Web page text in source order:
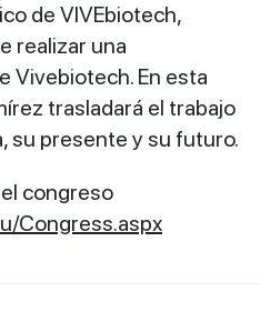
de VIVEbiotech,
realizar una
Vivebiotech. En esta
trasladará el trabajo
su presente y su futuro.
congreso
Congress.aspx